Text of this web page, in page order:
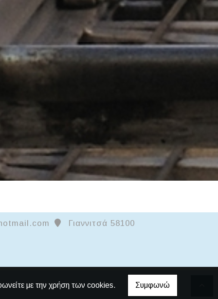
Γιαννιτσά 58100
με την χρήση των cookies. Συμφωνώ